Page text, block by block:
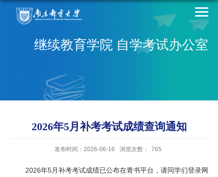
继续教育学院 自学考试办公室
2026年5月补考考试成绩查询通知
发布时间：2026-06-16 浏览次数： 765
2026年5月补考考试成绩已公布在青书平台，请同学们登录网